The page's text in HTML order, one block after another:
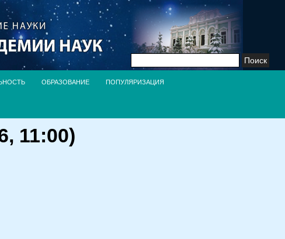
Найти:
ОБРАЗОВАНИЕ ПОПУЛЯРИЗАЦИЯ
11:00)